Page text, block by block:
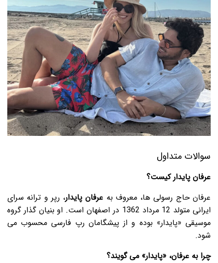
سوالات متداول
عرفان پایدار کیست؟
عرفان حاج رسولی ها، معروف به عرفان پایدار، رپر و ترانه سرای
ایرانی متولد 12 مرداد 1362 در اصفهان است. او بنیان گذار گروه
موسیقی «پایدار» بوده و از پیشگامان رپ فارسی محسوب می
شود.
چرا به عرفان، «پایدار» می گویند؟